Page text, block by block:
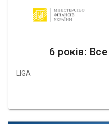
6 років:
LIGA